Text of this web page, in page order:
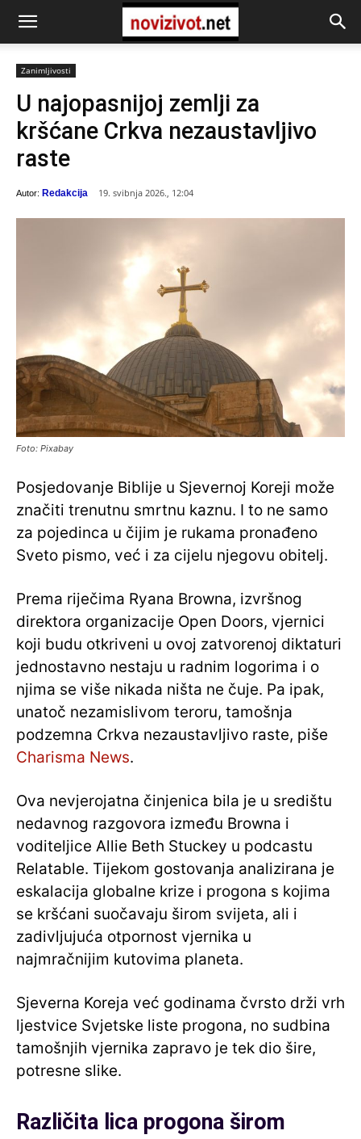
Zanimljivosti
U najopasnijoj zemlji za
kršćane Crkva nezaustavljivo
raste
Autor: Redakcija 19. svibnja 2026., 12:04
Foto: Pixabay
Posjedovanje Biblije u Sjevernoj Koreji može
značiti trenutnu smrtnu kaznu. I to ne samo
za pojedinca u čijim je rukama pronađeno
Sveto pismo, već i za cijelu njegovu obitelj.
Prema riječima Ryana Browna, izvršnog
direktora organizacije Open Doors, vjernici
koji budu otkriveni u ovoj zatvorenoj diktaturi
jednostavno nestaju u radnim logorima i o
njima se više nikada ništa ne čuje. Pa ipak,
unatoč nezamislivom teroru, tamošnja
podzemna Crkva nezaustavljivo raste, piše
Charisma News.
Ova nevjerojatna činjenica bila je u središtu
nedavnog razgovora između Browna i
voditeljice Allie Beth Stuckey u podcastu
Relatable. Tijekom gostovanja analizirana je
eskalacija globalne krize i progona s kojima
se kršćani suočavaju širom svijeta, ali i
zadivljujuća otpornost vjernika u
najmračnijim kutovima planeta.
Sjeverna Koreja već godinama čvrsto drži vrh
ljestvice Svjetske liste progona, no sudbina
tamošnjih vjernika zapravo je tek dio šire,
potresne slike.
Različita lica progona širom